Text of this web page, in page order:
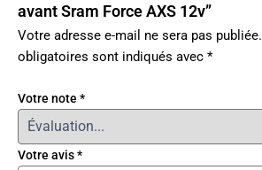
avant Sram Force AXS 12v”
Votre adresse e-mail ne sera pas publiée.
obligatoires sont indiqués avec *
Votre note *
Votre avis*